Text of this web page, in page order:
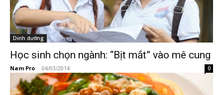
Dinh dưỡng
Học sinh chọn ngành: “Bịt mắt” vào mê cung
Nam Pro - 04/03/2014 0